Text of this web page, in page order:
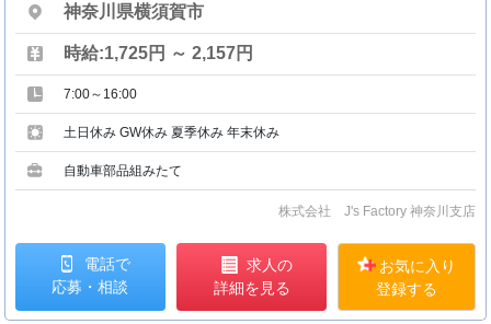
神奈川県横須賀市
時給:1,725円 ～ 2,157円
7:00～16:00
土日休み GW休み 夏季休み 年末休み
自動車部品組みたて
株式会社 J's Factory 神奈川支店
電話で
応募・相談
求人の
詳細を見る
お気に入り
登録する